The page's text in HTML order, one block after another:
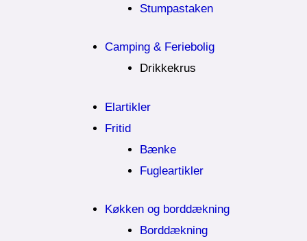
Stumpastaken
Camping & Feriebolig
Drikkekrus
Elartikler
Fritid
Bænke
Fugleartikler
Køkken og borddækning
Borddækning